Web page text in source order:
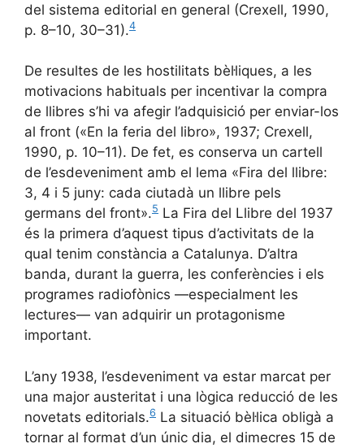
del sistema editorial en general (Crexell, 1990,
p. 8–10, 30–31).4
De resultes de les hostilitats bèl·liques, a les
motivacions habituals per incentivar la compra
de llibres s’hi va afegir l’adquisició per enviar-los
al front («En la feria del libro», 1937; Crexell,
1990, p. 10–11). De fet, es conserva un cartell
de l’esdeveniment amb el lema «Fira del llibre:
3, 4 i 5 juny: cada ciutadà un llibre pels
germans del front».5 La Fira del Llibre del 1937
és la primera d’aquest tipus d’activitats de la
qual tenim constància a Catalunya. D’altra
banda, durant la guerra, les conferències i els
programes radiofònics —especialment les
lectures— van adquirir un protagonisme
important.
L’any 1938, l’esdeveniment va estar marcat per
una major austeritat i una lògica reducció de les
novetats editorials.6 La situació bèl·lica obligà a
tornar al format d’un únic dia, el dimecres 15 de